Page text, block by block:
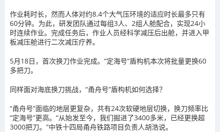
作业耗时长，然而人体对约8.4个大气压环境的适应时长最多只有
60分钟。为此，研发团队通过每组3人、2组人舱配合，实现24小
时连续作业。完成任务后，作业人员经科学减压后出舱，并进入甲
板减压舱进行二次减压疗养。
5月18日，首次换刀作业完成。“定海号”盾构机本次将批量更换60
多把刀。
同样面对海底换刀挑战，“甬舟号”盾构机如何选择？
“甬舟号”面临的地层更复杂，共有24次软硬地层切换，换刀频率比
“定海号”更高。“从始发至今，我们掘进了3400多米，已经更换超
3000把刀。”中铁十四局甬舟铁路项目负责人胡浩说。